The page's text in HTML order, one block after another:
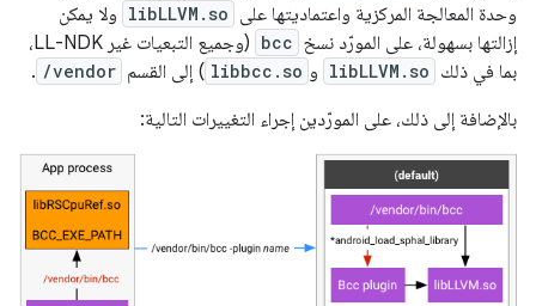
وحدة المعالجة المركزية واعتماديتها على libLLVM.so ولا يمكن
إزالتها بسهولة، على المورّد نسخ bcc
(وجميع التبعيات غير LL-NDK،
بما في ذلك libLLVM.so و libbcc.so ) إلى القسم /vendor
.
بالإضافة إلى ذلك، على المورّدين إجراء التغييرات التالية: